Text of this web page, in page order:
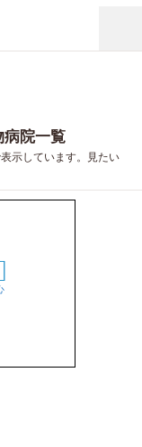
病院一覧
示しています。見たい